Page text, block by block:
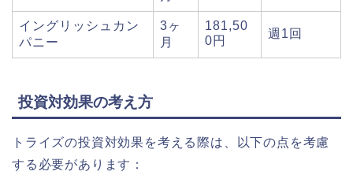
イングリッシュカン
パニー
3ヶ
月
181,50
0円
週1回
投資対効果の考え方
トライズの投資対効果を考える際は、以下の点を考慮
する必要があります：